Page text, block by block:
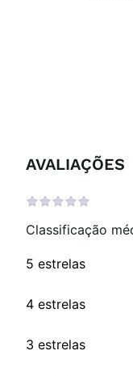
AVALIAÇÕES
Classificação
5 estrelas
4 estrelas
3 estrelas